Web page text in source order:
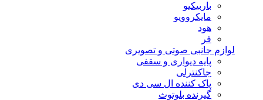
باربیکیو
مایکروویو
هود
فر
لوازم جانبی صوتی و تصویری
پایه دیواری و سقفی
جاکنترلی
پاک کننده ال سی دی
گیرنده بلوتوث